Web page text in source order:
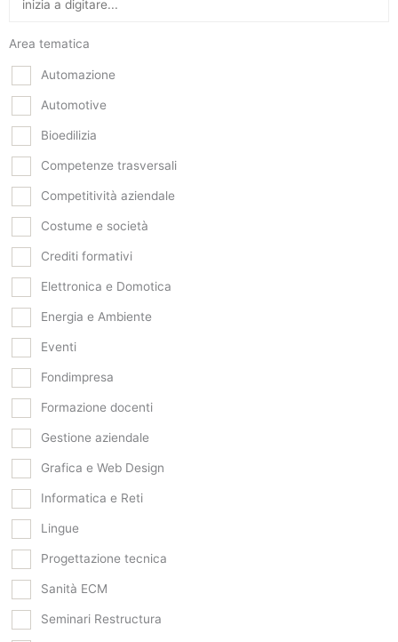
Area tematica
Automazione
Automotive
Bioedilizia
Competenze trasversali
Competitività aziendale
Costume e società
Crediti formativi
Elettronica e Domotica
Energia e Ambiente
Eventi
Fondimpresa
Formazione docenti
Gestione aziendale
Grafica e Web Design
Informatica e Reti
Lingue
Progettazione tecnica
Sanità ECM
Seminari Restructura